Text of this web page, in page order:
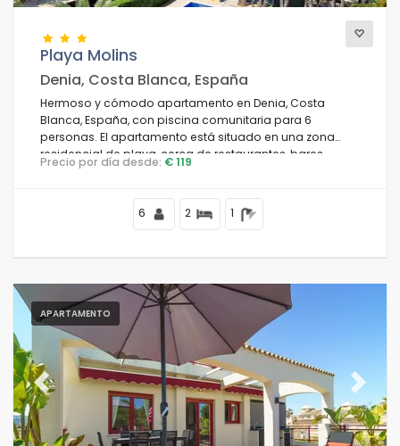
Playa Molins
Denia, Costa Blanca, España
Hermoso y cómodo apartamento en Denia, Costa
Blanca, España, con piscina comunitaria para 6
personas. El apartamento está situado en una zona
residencial de playa, cerca de restaurantes, bares,
supermercados y a 50 m de la playa Estanyó / Els
Precio por día desde: € 119
6 2 1
APARTAMENTO
Previous Next